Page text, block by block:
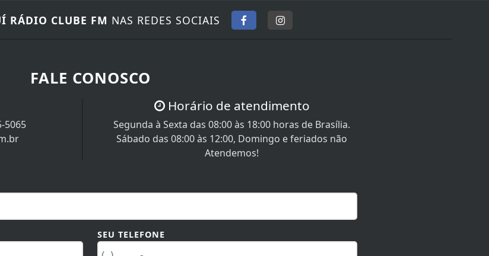
RÁDIO CLUBE FM NAS REDES SOCIAIS
FALE CONOSCO
5065
Horário de atendimento
Segunda à Sexta das 08:00 às 18:00 horas de Brasília.
Sábado das 08:00 às 12:00, Domingo e feriados não
Atendemos!
SEU TELEFONE